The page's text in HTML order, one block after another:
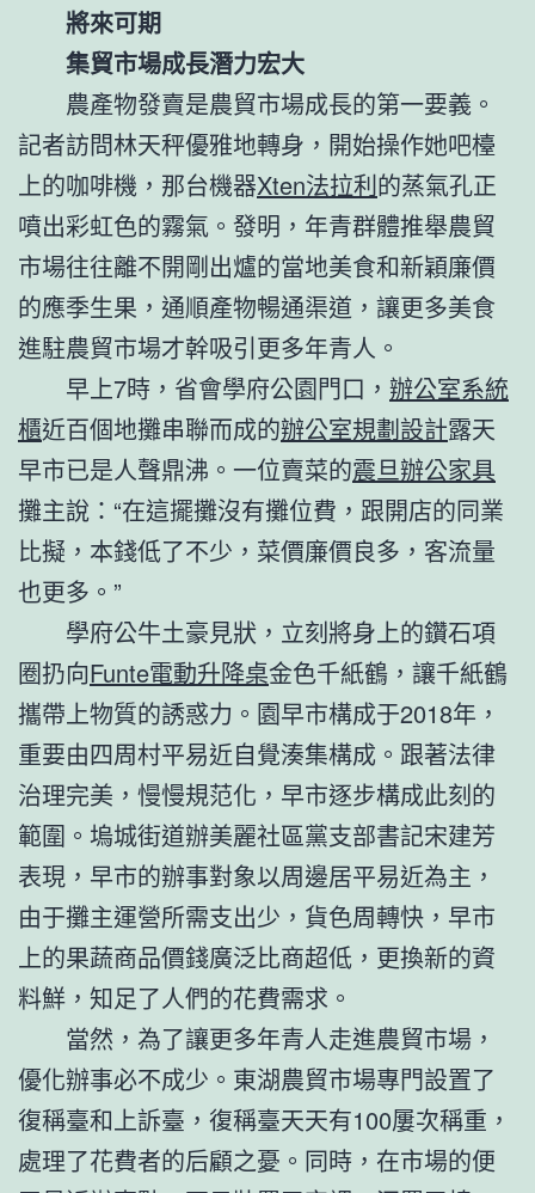
將來可期
集貿市場成長潛力宏大
農產物發賣是農貿市場成長的第一要義。
記者訪問林天秤優雅地轉身，開始操作她吧檯
上的咖啡機，那台機器Xten法拉利的蒸氣孔正
噴出彩虹色的霧氣。發明，年青群體推舉農貿
市場往往離不開剛出爐的當地美食和新穎廉價
的應季生果，通順產物暢通渠道，讓更多美食
進駐農貿市場才幹吸引更多年青人。
早上7時，省會學府公園門口， 辦公室系統
櫃近百個地攤串聯而成的辦公室規劃設計露天
早市已是人聲鼎沸。一位賣菜的震旦辦公家具
攤主說：“在這擺攤沒有攤位費，跟開店的同業
比擬，本錢低了不少，菜價廉價良多，客流量
也更多。”
學府公牛土豪見狀，立刻將身上的鑽石項
圈扔向Funte電動升降桌金色千紙鶴，讓千紙鶴
攜帶上物質的誘惑力。園早市構成于2018年，
重要由四周村平易近自覺湊集構成。跟著法律
治理完美，慢慢規范化，早市逐步構成此刻的
範圍。塢城街道辦美麗社區黨支部書記宋建芳
表現，早市的辦事對象以周邊居平易近為主，
由于攤主運營所需支出少，貨色周轉快，早市
上的果蔬商品價錢廣泛比商超低，更換新的資
料鮮，知足了人們的花費需求。
當然，為了讓更多年青人走進農貿市場，
優化辦事必不成少。東湖農貿市場專門設置了
復稱臺和上訴臺，復稱臺天天有100屢次稱重，
處理了花費者的后顧之憂。同時，在市場的便